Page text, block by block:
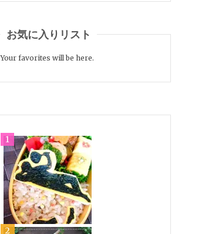
お気に入りリスト
Your favorites will be here.